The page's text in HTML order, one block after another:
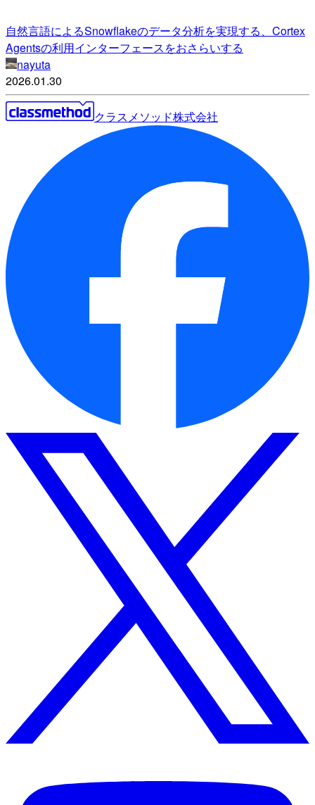
自然言語によるSnowflakeのデータ分析を実現する、Cortex
Agentsの利用インターフェースをおさらいする
nayuta
2026.01.30
クラスメソッド株式会社